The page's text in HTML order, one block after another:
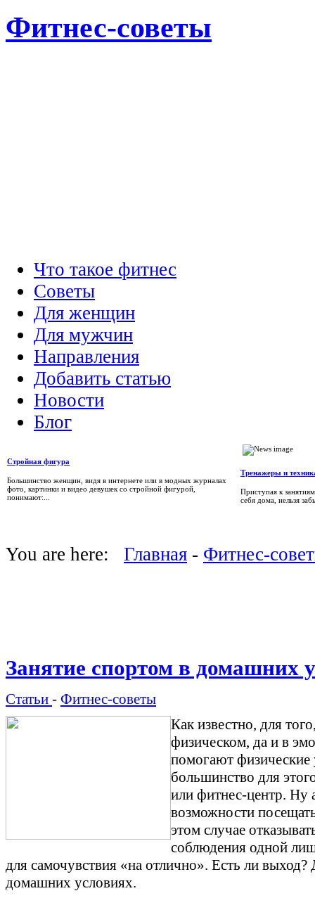
Фитнес-советы
Что такое фитнес
Советы
Для женщин
Для мужчин
Направления
Добавить статью
Новости
Блог
Стройная фигура
Большинство женщин, видя в интернете или в модных журналах
фото, картинки и видео девушек со стройной фигурой,
понимают:...
Тренажеры и
Приступая к
себя дома, нельзя
You are here: Главная - Фитнес-
Занятие спортом в домашних
Статьи - Фитнес-советы
Как известно, для
физическом, да и в
помогают
большинство для
или фитнес-центр. Ну
возможности
этом случае
соблюдения одной
для самочувствия «на отлично». Есть ли выход?
домашних условиях.